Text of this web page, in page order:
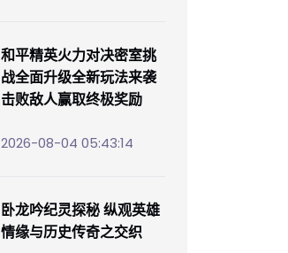
和平精英火力对决密室挑
战全面升级全新玩法来袭
击败敌人赢取终极奖励
2026-08-04 05:43:14
卧龙吟纪灵探秘 纵观英雄
情缘与历史传奇之交织